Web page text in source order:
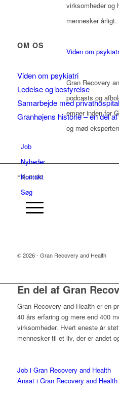
virksomheder og
mennesker årligt.
Viden om
Gran Recovery
podcasts og
emner inden for
og mød
Job
Nyheder
Kontakt
Søg
OM OS
Viden om psykiatri
Ledelse og bestyrelse
Samarbejde med privathospital
Granhøjens historie – en del
FØLG OS
© 2026 - Gran Recovery and Health
En del af Gran
Gran Recovery and Health er en
40 års erfaring og mere end 400
virksomheder. Hvert eneste år
mennesker til et liv, der er andet
Job i Gran Recovery and Health
Ansat i Gran Recovery and Health